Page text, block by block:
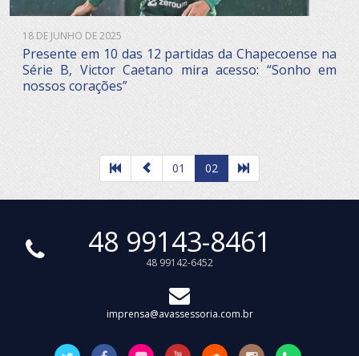
18 DE JUNHO DE 2025
Presente em 10 das 12 partidas da Chapecoense na
Série B, Victor Caetano mira acesso: “Sonho em
nossos corações”
01 02
48 99143-8461
48 99142-6452
imprensa@avassessoria.com.br